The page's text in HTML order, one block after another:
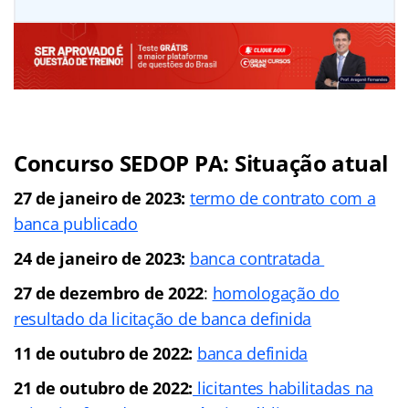
Concurso SEDOP PA: Situação atual
27 de janeiro de 2023: termo de contrato com a
banca publicado
24 de janeiro de 2023: banca contratada
27 de dezembro de 2022: homologação do
resultado da licitação de banca definida
11 de outubro de 2022: banca definida
21 de outubro de 2022: licitantes habilitadas na